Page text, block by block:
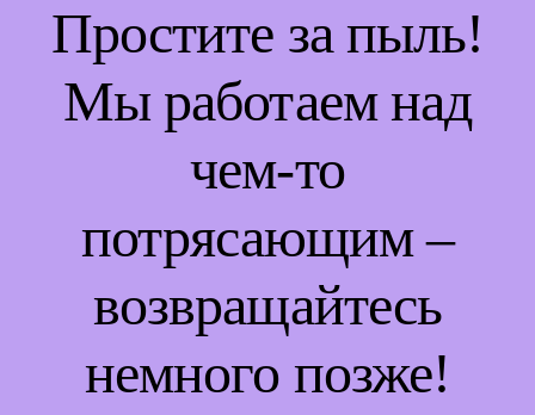
Простите за пыль!
Мы работаем над
чем-то
потрясающим –
возвращайтесь
немного позже!